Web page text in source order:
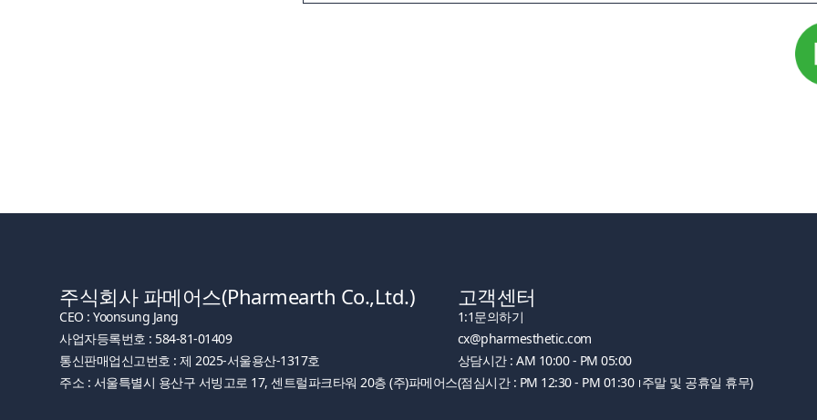
주식회사 파메어스(Pharmearth Co.,Ltd.)
CEO : Yoonsung Jang
사업자등록번호 : 584-81-01409
통신판매업신고번호 : 제 2025-서울용산-1317호
주소 : 서울특별시 용산구 서빙고로 17, 센트럴파크타워 20층 (주)파메어스
고객센터
1:1문의하기
cx@pharmesthetic.com
상담시간 : AM 10:00 - PM 05:00
(점심시간 : PM 12:30 - PM 01:30 주말 및 공휴일 휴무)